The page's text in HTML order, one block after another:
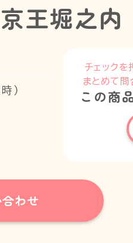
堀之内
）
チェックを
まとめて問
この商
わせ